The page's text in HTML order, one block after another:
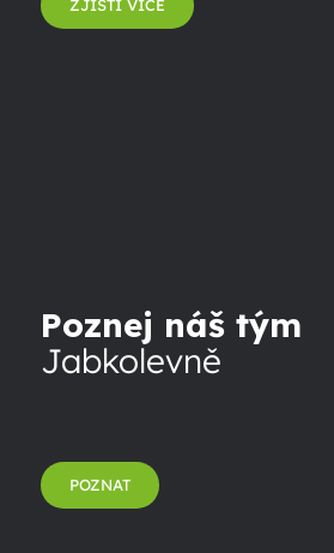
ZJISTI VÍCE
Poznej náš tým
Jabkolevně
POZNAT